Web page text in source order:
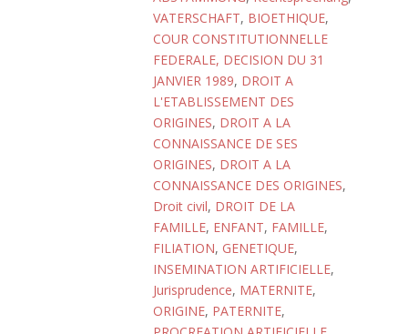
VATERSCHAFT, BIOETHIQUE,
COUR CONSTITUTIONNELLE
FEDERALE, DECISION DU 31
JANVIER 1989, DROIT A
L'ETABLISSEMENT DES
ORIGINES, DROIT A LA
CONNAISSANCE DE SES
ORIGINES, DROIT A LA
CONNAISSANCE DES ORIGINES,
Droit civil, DROIT DE LA
FAMILLE, ENFANT, FAMILLE,
FILIATION, GENETIQUE,
INSEMINATION ARTIFICIELLE,
Jurisprudence, MATERNITE,
ORIGINE, PATERNITE,